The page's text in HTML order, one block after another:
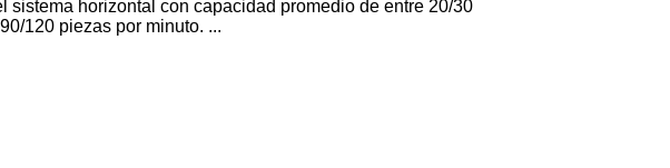
sistema horizontal con capacidad promedio de entre 20/30
120 piezas por minuto. ...